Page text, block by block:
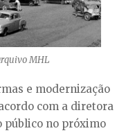
MHL
e modernização
com a diretora
público no próximo